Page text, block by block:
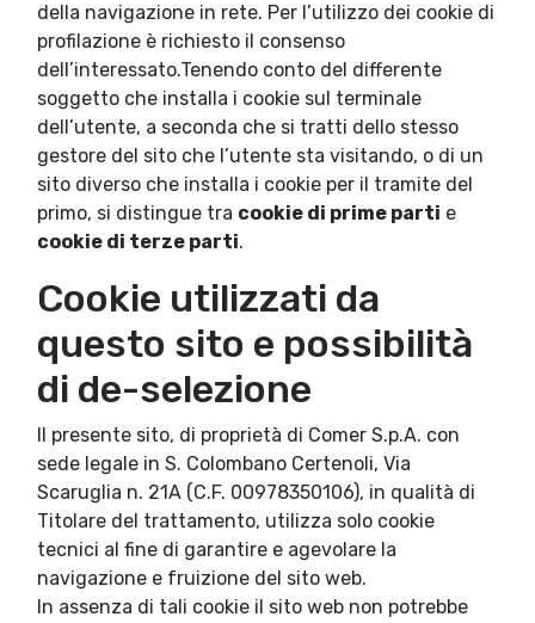
della navigazione in rete. Per l’utilizzo dei cookie di
profilazione è richiesto il consenso
dell’interessato.Tenendo conto del differente
soggetto che installa i cookie sul terminale
dell’utente, a seconda che si tratti dello stesso
gestore del sito che l’utente sta visitando, o di un
sito diverso che installa i cookie per il tramite del
primo, si distingue tra cookie di prime parti e
cookie di terze parti.
Cookie utilizzati da
questo sito e possibilità
di de-selezione
Il presente sito, di proprietà di Comer S.p.A. con
sede legale in S. Colombano Certenoli, Via
Scaruglia n. 21A (C.F. 00978350106), in qualità di
Titolare del trattamento, utilizza solo cookie
tecnici al fine di garantire e agevolare la
navigazione e fruizione del sito web.
In assenza di tali cookie il sito web non potrebbe